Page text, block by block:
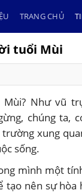
TRANG CHỦ
tuổi Mùi
Như vũ
chúng ta,
xung
sống.
mình một
nên sự hòa